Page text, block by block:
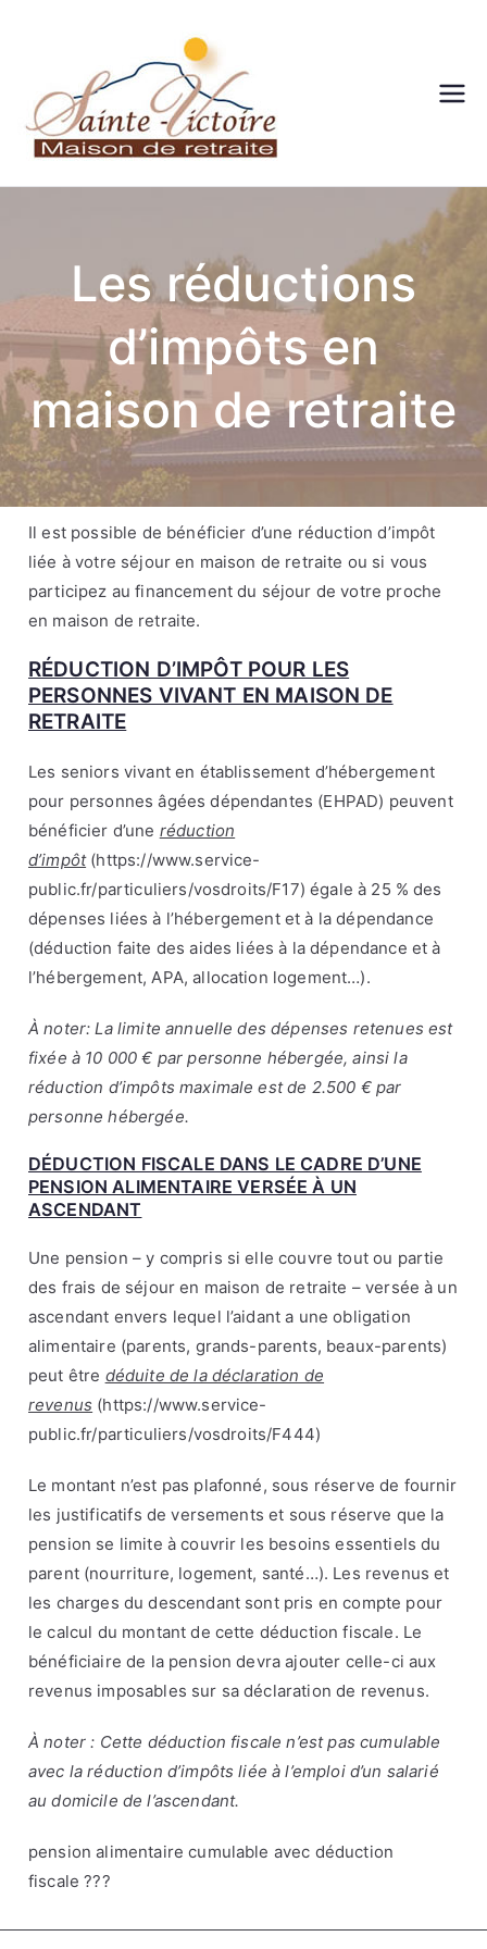
Maison
de
retraite
– Sainte
victoire
– Aix en
Provenc
e
Les réductions
d’impôts en
maison de retraite
Il est possible de bénéficier d’une réduction d’impôt
liée à votre séjour en maison de retraite ou si vous
participez au financement du séjour de votre proche
en maison de retraite.
RÉDUCTION D’IMPÔT POUR LES
PERSONNES VIVANT EN MAISON DE
RETRAITE
Les seniors vivant en établissement d’hébergement
pour personnes âgées dépendantes (EHPAD) peuvent
bénéficier d’une réduction
d’impôt(https://www.service-
public.fr/particuliers/vosdroits/F17) égale à 25 % des
dépenses liées à l’hébergement et à la dépendance
(déduction faite des aides liées à la dépendance et à
l’hébergement, APA, allocation logement…).
À noter: La limite annuelle des dépenses retenues est
fixée à 10 000 € par personne hébergée, ainsi la
réduction d’impôts maximale est de 2.500 € par
personne hébergée.
DÉDUCTION FISCALE DANS LE CADRE D’UNE
PENSION ALIMENTAIRE VERSÉE À UN
ASCENDANT
Une pension – y compris si elle couvre tout ou partie
des frais de séjour en maison de retraite – versée à un
ascendant envers lequel l’aidant a une obligation
alimentaire (parents, grands-parents, beaux-parents)
peut être déduite de la déclaration de
revenus (https://www.service-
public.fr/particuliers/vosdroits/F444)
Le montant n’est pas plafonné, sous réserve de fournir
les justificatifs de versements et sous réserve que la
pension se limite à couvrir les besoins essentiels du
parent (nourriture, logement, santé…). Les revenus et
les charges du descendant sont pris en compte pour
le calcul du montant de cette déduction fiscale. Le
bénéficiaire de la pension devra ajouter celle-ci aux
revenus imposables sur sa déclaration de revenus.
À noter : Cette déduction fiscale n’est pas cumulable
avec la réduction d’impôts liée à l’emploi d’un salarié
au domicile de l’ascendant.
pension alimentaire cumulable avec déduction
fiscale ???